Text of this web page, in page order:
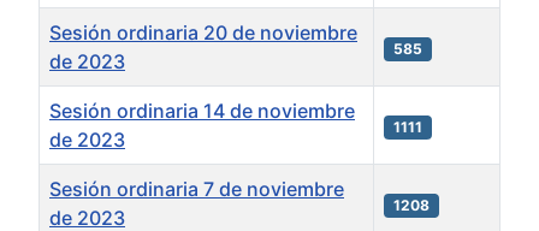
Sesión ordinaria 20 de noviembre
de 2023
585
Sesión ordinaria 14 de noviembre
de 2023
1111
Sesión ordinaria 7 de noviembre
de 2023
1208